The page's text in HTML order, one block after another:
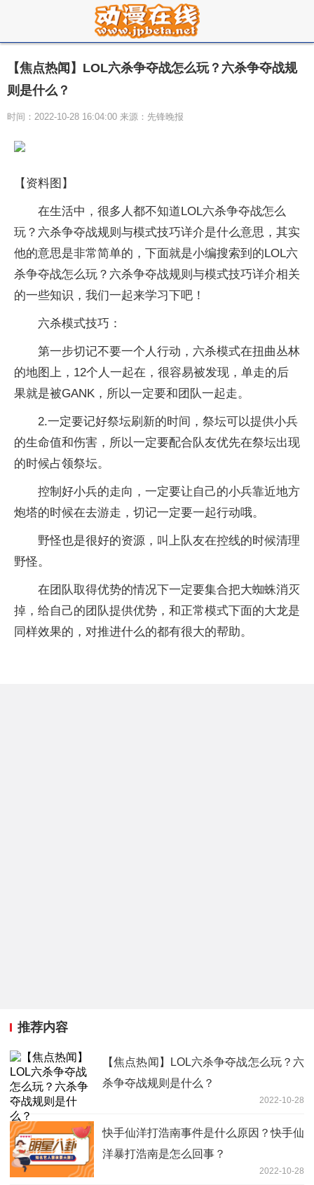
【焦点热闻】LOL六杀争夺战怎么玩？六杀争夺战规
则是什么？
时间：2022-10-28 16:04:00 来源：先锋晚报
【资料图】
在生活中，很多人都不知道LOL六杀争夺战怎么
玩？六杀争夺战规则与模式技巧详介是什么意思，其实
他的意思是非常简单的，下面就是小编搜索到的LOL六
杀争夺战怎么玩？六杀争夺战规则与模式技巧详介相关
的一些知识，我们一起来学习下吧！
六杀模式技巧：
第一步切记不要一个人行动，六杀模式在扭曲丛林
的地图上，12个人一起在，很容易被发现，单走的后
果就是被GANK，所以一定要和团队一起走。
2.一定要记好祭坛刷新的时间，祭坛可以提供小兵
的生命值和伤害，所以一定要配合队友优先在祭坛出现
的时候占领祭坛。
控制好小兵的走向，一定要让自己的小兵靠近地方
炮塔的时候在去游走，切记一定要一起行动哦。
野怪也是很好的资源，叫上队友在控线的时候清理
野怪。
在团队取得优势的情况下一定要集合把大蜘蛛消灭
掉，给自己的团队提供优势，和正常模式下面的大龙是
同样效果的，对推进什么的都有很大的帮助。
推荐内容
【焦点热闻】LOL六杀争夺战怎么玩？六
杀争夺战规则是什么？
2022-10-28
快手仙洋打浩南事件是什么原因？快手仙
洋暴打浩南是怎么回事？
2022-10-28